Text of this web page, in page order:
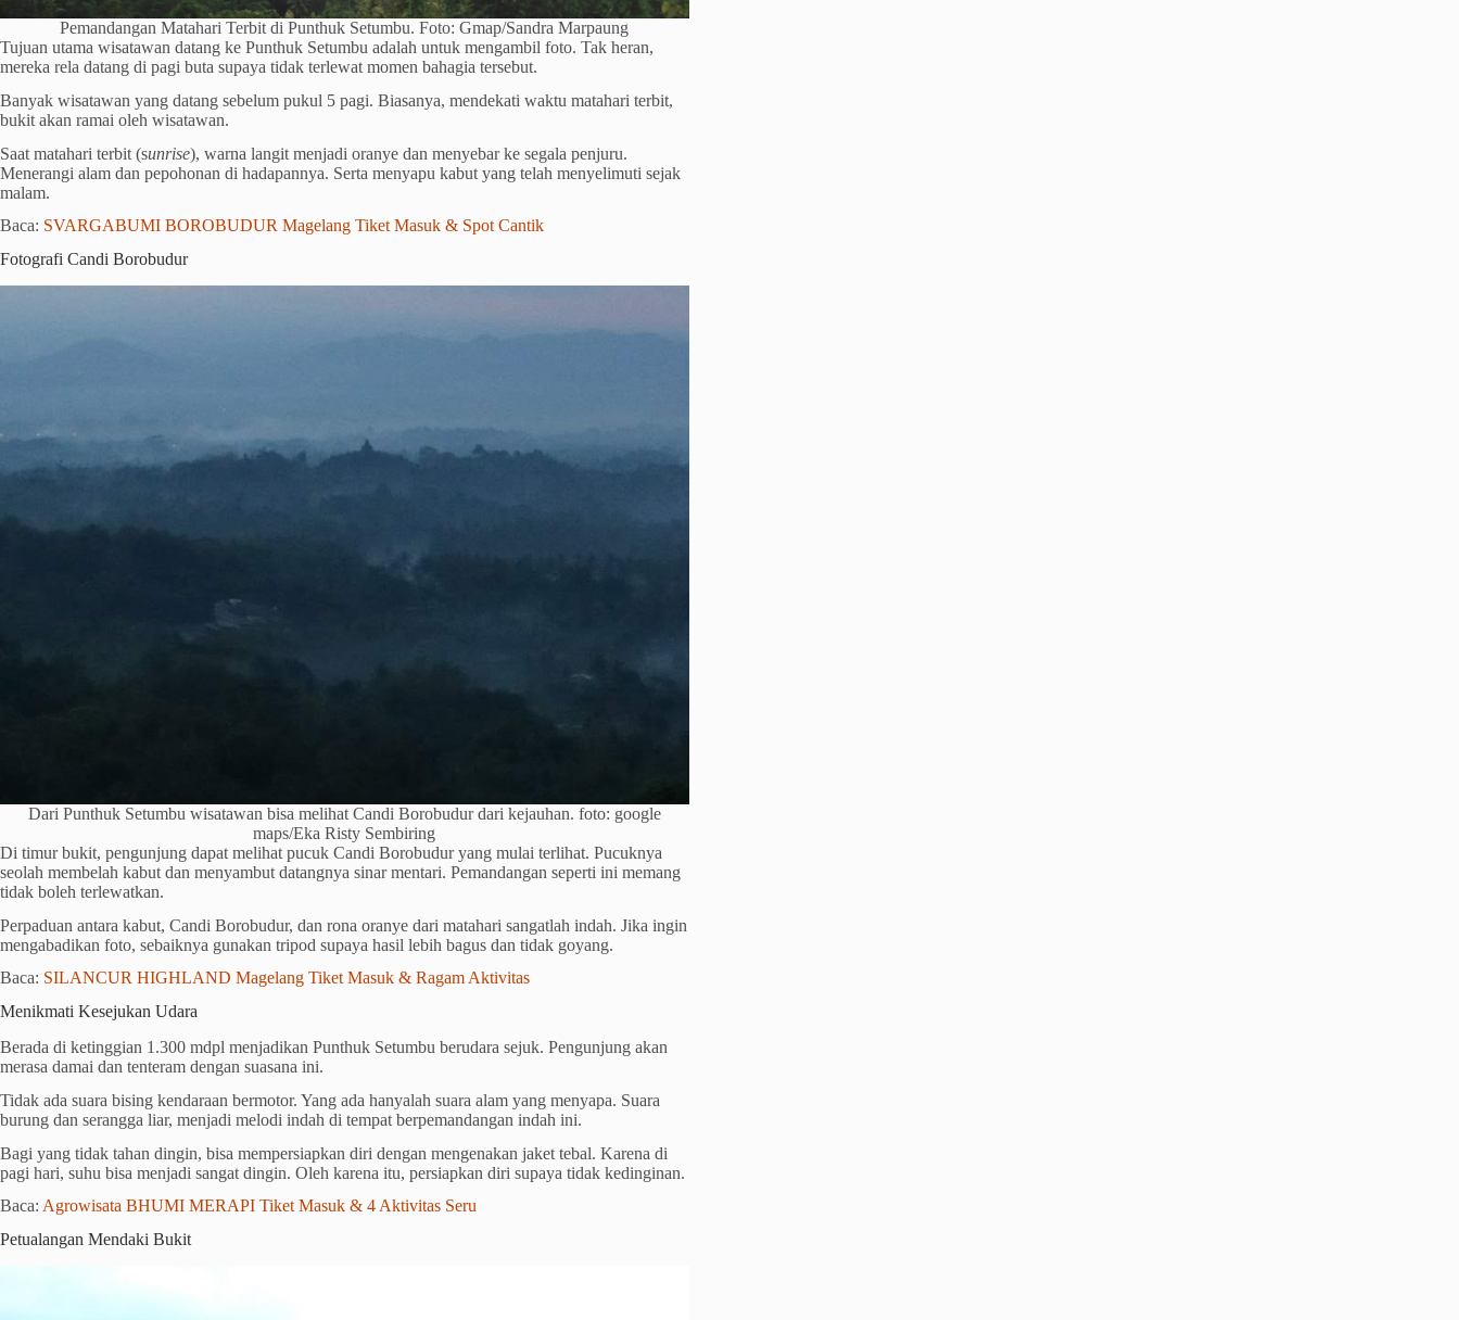
Pemandangan Matahari Terbit di Punthuk Setumbu. Foto: Gmap/Sandra Marpaung
Tujuan utama wisatawan datang ke Punthuk Setumbu adalah untuk mengambil foto. Tak heran,
mereka rela datang di pagi buta supaya tidak terlewat momen bahagia tersebut.
Banyak wisatawan yang datang sebelum pukul 5 pagi. Biasanya, mendekati waktu matahari terbit,
bukit akan ramai oleh wisatawan.
Saat matahari terbit (sunrise), warna langit menjadi oranye dan menyebar ke segala penjuru.
Menerangi alam dan pepohonan di hadapannya. Serta menyapu kabut yang telah menyelimuti sejak
malam.
Baca: SVARGABUMI BOROBUDUR Magelang Tiket Masuk & Spot Cantik
Fotografi Candi Borobudur
Dari Punthuk Setumbu wisatawan bisa melihat Candi Borobudur dari kejauhan. foto: google
maps/Eka Risty Sembiring
Di timur bukit, pengunjung dapat melihat pucuk Candi Borobudur yang mulai terlihat. Pucuknya
seolah membelah kabut dan menyambut datangnya sinar mentari. Pemandangan seperti ini memang
tidak boleh terlewatkan.
Perpaduan antara kabut, Candi Borobudur, dan rona oranye dari matahari sangatlah indah. Jika ingin
mengabadikan foto, sebaiknya gunakan tripod supaya hasil lebih bagus dan tidak goyang.
Baca: SILANCUR HIGHLAND Magelang Tiket Masuk & Ragam Aktivitas
Menikmati Kesejukan Udara
Berada di ketinggian 1.300 mdpl menjadikan Punthuk Setumbu berudara sejuk. Pengunjung akan
merasa damai dan tenteram dengan suasana ini.
Tidak ada suara bising kendaraan bermotor. Yang ada hanyalah suara alam yang menyapa. Suara
burung dan serangga liar, menjadi melodi indah di tempat berpemandangan indah ini.
Bagi yang tidak tahan dingin, bisa mempersiapkan diri dengan mengenakan jaket tebal. Karena di
pagi hari, suhu bisa menjadi sangat dingin. Oleh karena itu, persiapkan diri supaya tidak kedinginan.
Baca: Agrowisata BHUMI MERAPI Tiket Masuk & 4 Aktivitas Seru
Petualangan Mendaki Bukit